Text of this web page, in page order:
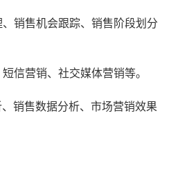
销售机会跟踪、销售阶段划分
信营销、社交媒体营销等。
销售数据分析、市场营销效果